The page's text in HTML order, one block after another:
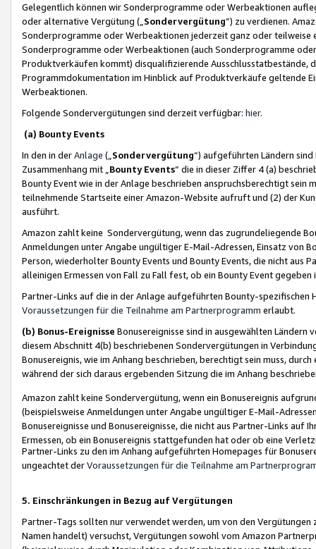
Gelegentlich können wir Sonderprogramme oder Werbeaktionen
oder alternative Vergütung („ Sondervergütung”) zu verdienen.
Sonderprogramme oder Werbeaktionen jederzeit ganz oder
Sonderprogramme oder Werbeaktionen (auch Sonderprogramme
Produktverkäufen kommt) disqualifizierende Ausschlusstatbestände,
Programmdokumentation im Hinblick auf Produktverkäufe geltende
Werbeaktionen.
Folgende Sondervergütungen sind derzeit verfügbar: hier.
(a) Bounty Events
In den in derAnlage („ Sondervergütung“) aufgeführten Ländern
Zusammenhang mit „ Bounty Events“ die in dieser Ziffer 4 (a)
Bounty Event wie in der Anlage beschrieben anspruchsberechtigt sein
teilnehmende Startseite einer Amazon-Website aufruft und (2) der
ausführt.
Amazon zahlt keine Sondervergütung, wenn das zugrundeliegende
Anmeldungen unter Angabe ungültiger E-Mail-Adressen, Einsatz von
Person, wiederholter Bounty Events und Bounty Events, die nicht
alleinigen Ermessen von Fall zu Fall fest, ob ein Bounty Event
Partner-Links auf die in der Anlage aufgeführten Bounty-spezifischen
Voraussetzungen für die Teilnahme am Partnerprogramm erlaubt.
(b) Bonus-Ereignisse Bonusereignisse sind in ausgewählten Ländern
diesem Abschnitt 4(b) beschriebenen Sondervergütungen in
Bonusereignis, wie im Anhang beschrieben, berechtigt sein muss,
während der sich daraus ergebenden Sitzung die im Anhang
Amazon zahlt keine Sondervergütung, wenn ein Bonusereignis
(beispielsweise Anmeldungen unter Angabe ungültiger E-Mail-
Bonusereignisse und Bonusereignisse, die nicht aus Partner-Links auf
Ermessen, ob ein Bonusereignis stattgefunden hat oder ob eine
Partner-Links zu den im Anhang aufgeführten Homepages für
ungeachtet derVoraussetzungen für die Teilnahme am
5. Einschränkungen in Bezug auf Vergütungen
Partner-Tags sollten nur verwendet werden, um von den
Namen handelt) versuchst, Vergütungen sowohl vom Amazon